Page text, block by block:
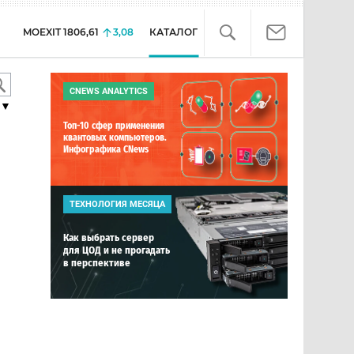
MOEXIT 1806,61 3,08 КАТАЛОГ
▼
CNEWS ANALYTICS
Топ-10 сфер применения
квантовых компьютеров.
Инфографика CNews
ТЕХНОЛОГИЯ МЕСЯЦА
Как выбрать сервер
для ЦОД и не прогадать
в перспективе